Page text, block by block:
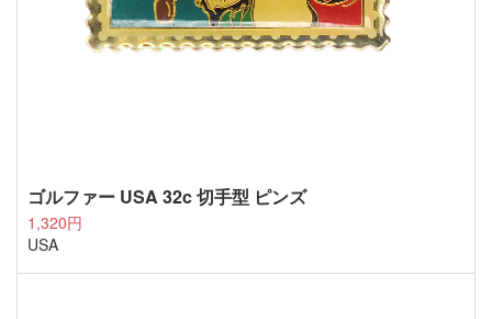
ゴルファー USA 32c 切手型 ピンズ
1,320円
USA